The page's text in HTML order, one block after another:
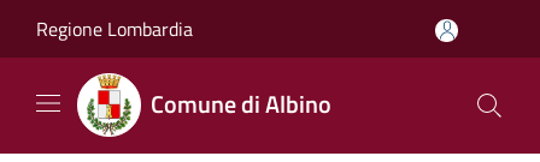
Regione Lombardia
Comune di Albino